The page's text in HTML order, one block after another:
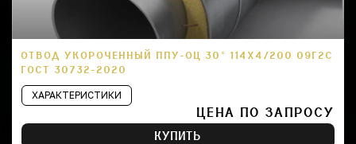
ОТВОД УКОРОЧЕННЫЙ ППУ-ОЦ 30° 114Х4/200 09Г2С
ГОСТ 30732-2020
ХАРАКТЕРИСТИКИ
ЦЕНА ПО ЗАПРОСУ
КУПИТЬ